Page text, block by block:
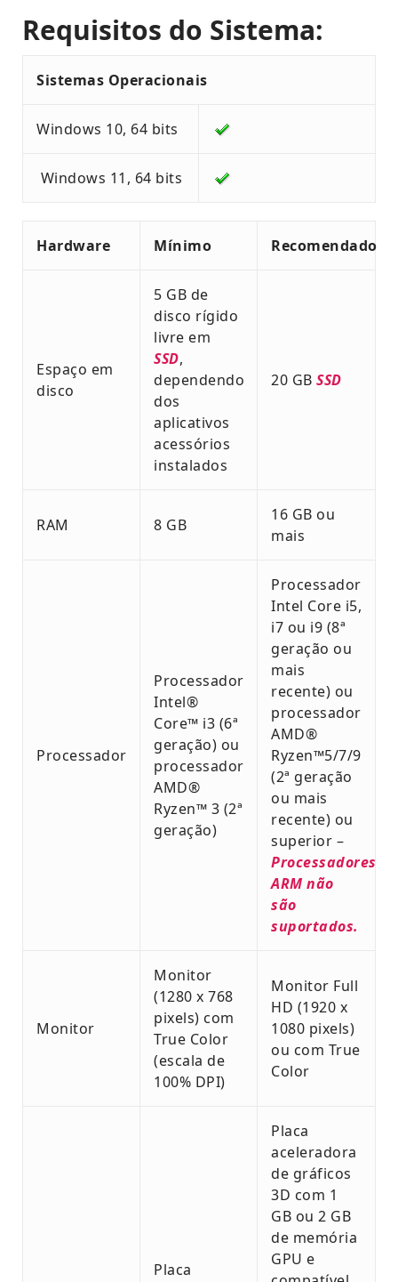
Requisitos do Sistema:
Sistemas Operacionais
Windows 10, 64 bits
Windows 11, 64 bits
Hardware Mínimo Recomendado
Espaço em
disco
5 GB de
disco rígido
livre em
SSD,
dependendo
dos
aplicativos
acessórios
instalados
20 GB SSD
RAM 8 GB
16 GB ou
mais
Processador
Processador
Intel®
Core™ i3 (6ª
geração) ou
processador
AMD®
Ryzen™ 3 (2ª
geração)
Processador
Intel Core i5,
i7 ou i9 (8ª
geração ou
mais
recente) ou
processador
AMD®
Ryzen™5/7/9
(2ª geração
ou mais
recente) ou
superior –
Processadores
ARM não
são
suportados.
Monitor
Monitor
(1280 x 768
pixels) com
True Color
(escala de
100% DPI)
Monitor Full
HD (1920 x
1080 pixels)
ou com True
Color
Placa
Placa
aceleradora
de gráficos
3D com 1
GB ou 2 GB
de memória
GPU e